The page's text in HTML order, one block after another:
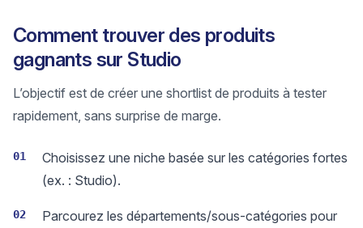
Comment trouver des produits
gagnants sur Studio
L’objectif est de créer une shortlist de produits à tester
rapidement, sans surprise de marge.
01
Choisissez une niche basée sur les catégories fortes
(ex. : Studio).
02
Parcourez les départements/sous-catégories pour